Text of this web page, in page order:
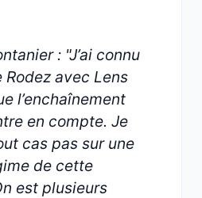
: "J’ai connu
avec Lens
l’enchaînement
en compte. Je
cas pas sur une
de cette
est plusieurs